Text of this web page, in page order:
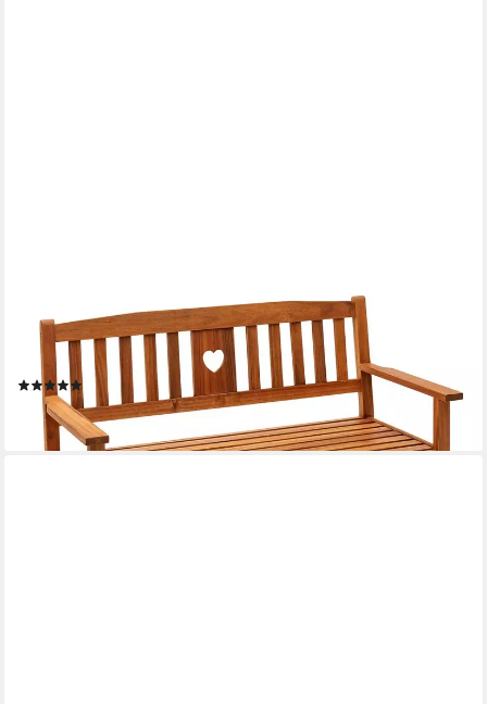
Gartenbank Gartenbank Heart, 2- oder 3-Sitzer, Farbe braun,
Gartenbank aus FSC®-zertifiziertem Akazienholz mit Landhaus-
Charme
(7)
ab 129,99 €
lieferbar - in 6-7 Werktagen bei dir